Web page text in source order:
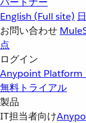
English (Full site)
お問い合わせ
点
ログイン
Anypoint Platform
無料トライアル
製品
IT担当者向け